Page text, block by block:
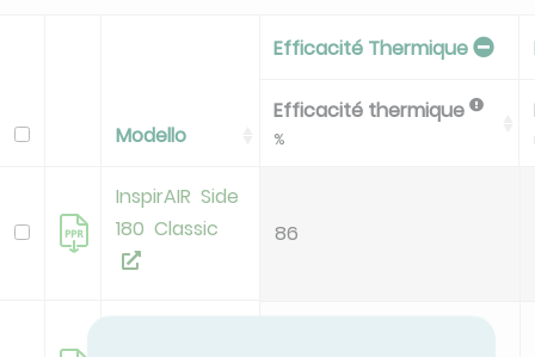
Modello
Efficacité Thermique
Efficacité thermique
%
InspirAIR Side
180 Classic
86